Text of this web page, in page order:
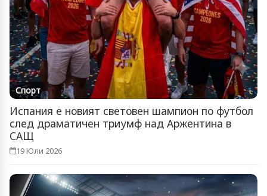
Спорт
Испания е новият световен шампион по футбол
след драматичен триумф над Аржентина в
САЩ
19 Юли 2026